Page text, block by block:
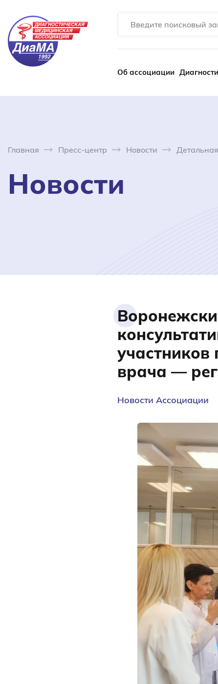
Об ассоциации
Главная Пресс-центр Новости
Новости
врача —
Новости Ассоциации